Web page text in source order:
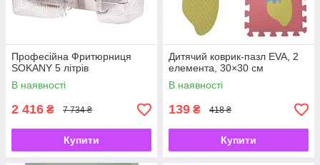
Професійна Фритюрниця
SOKANY 5 літрів
В наявності
2 416 ₴ 7 734 ₴
Купити
Дитячий коврик-пазл EVA, 2
елемента, 30×30 см
В наявності
139 ₴ 418 ₴
Купити